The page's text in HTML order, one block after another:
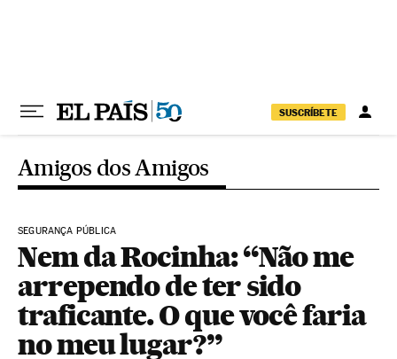
SUSCRÍBETE
Amigos dos Amigos
SEGURANÇA PÚBLICA
Nem da Rocinha: “Não me
arrependo de ter sido
traficante. O que você faria
no meu lugar?”